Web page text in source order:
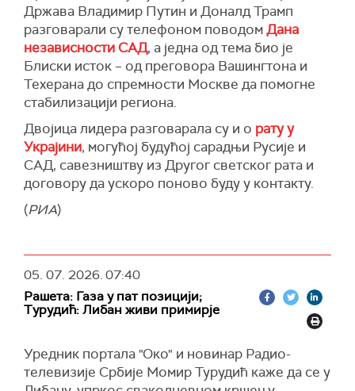
Држава Владимир Путин и Доналд Трамп
разговарали су телефоном поводомДана
независности САД, а једна од тема био је
Блиски исток – од преговора Вашингтона и
Техерана до спремности Москве да помогне
стабилизацији региона.
Двојица лидера разговарала су и о рату у
Украјини, могућој будућој сарадњи Русије и
САД, савезништву из Другог светског рата и
договору да ускоро поново буду у контакту.
(РИА)
05. 07. 2026.07:40
Рашета: Газа у пат позицији;
Турудић: Либан живи примирје
Уредник портала "Око" и новинар Радио-
телевизије Србије Момир Турудић каже да се у